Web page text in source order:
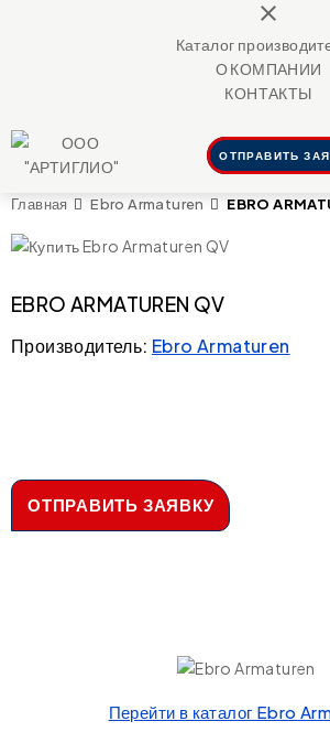
close
Каталог
О КОМПАНИИ
КОНТАКТЫ
ОТПРАВИТЬ
Главная Ebro Armaturen EBRO
EBRO ARMATUREN QV
Производитель: Ebro Armaturen
ОТПРАВИТЬ ЗАЯВКУ
Перейти в каталог Ebro